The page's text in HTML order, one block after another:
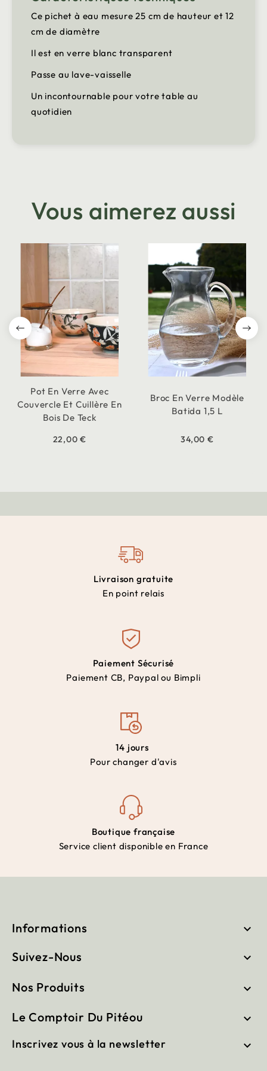
Ce pichet à eau mesure 25 cm de hauteur et 12
cm de diamètre
Il est en verre blanc transparent
Passe au lave-vaisselle
Un incontournable pour votre table au
quotidien
Vous aimerez aussi
Pot En Verre Avec
Couvercle Et Cuillère En
Bois De Teck
22,00 €
Broc En Verre Modèle
Batida 1,5 L
34,00 €
Livraison gratuite
En point relais
Paiement Sécurisé
Paiement CB, Paypal ou Bimpli
14 jours
Pour changer d'avis
Boutique française
Service client disponible en France
Informations 
Suivez-Nous 
Nos Produits 
Le Comptoir Du Pitéou 
Inscrivez vous à la newsletter 